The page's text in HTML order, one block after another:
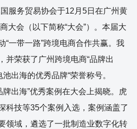
服务贸易协会于12月5日在广州黄
大会（以下简称“大会”）。本届大
“一带一路”跨境电商合作共赢。我
并荣获了广州跨境电商“品牌出
出海的优秀品牌“荣誉称号。
牌出海”优秀案例在大会上揭晓。虎
科技等35个案例入选，案例涵盖了
领域，遴选了一批制造业数字化转